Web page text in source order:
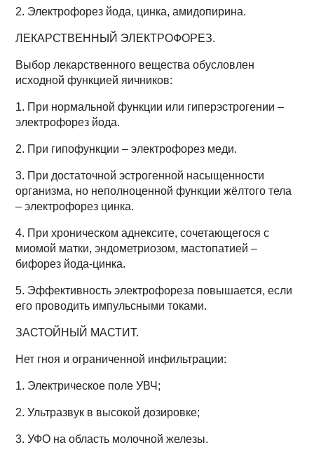
2. Электрофорез йода, цинка, амидопирина.
ЛЕКАРСТВЕННЫЙ ЭЛЕКТРОФОРЕЗ.
Выбор лекарственного вещества обусловлен
исходной функцией яичников:
1. При нормальной функции или гиперэстрогении –
электрофорез йода.
2. При гипофункции – электрофорез меди.
3. При достаточной эстрогенной насыщенности
организма, но неполноценной функции жёлтого тела
– электрофорез цинка.
4. При хроническом аднексите, сочетающегося с
миомой матки, эндометриозом, мастопатией –
бифорез йода-цинка.
5. Эффективность электрофореза повышается, если
его проводить импульсными токами.
ЗАСТОЙНЫЙ МАСТИТ.
Нет гноя и ограниченной инфильтрации:
1. Электрическое поле УВЧ;
2. Ультразвук в высокой дозировке;
3. УФО на область молочной железы.